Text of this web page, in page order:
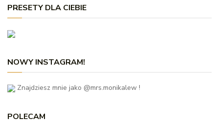
PRESETY DLA CIEBIE
NOWY INSTAGRAM!
Znajdziesz mnie jako @mrs.monikalew !
POLECAM